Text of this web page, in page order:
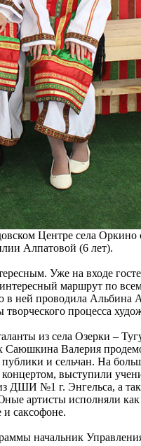
Центре села Оркино
Алпатовой (6 лет).
Уже на входе
маршрут по
ней проводила Альбина
процесса
из села Озерки –
Саюшкина Валерия
и сельчан. На
выступили
ДШИ №1 г. Энгельса, а
артисты исполняли как
и саксофоне.
начальник